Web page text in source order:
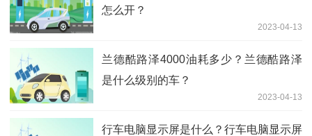
怎么开？
2023-04-13
兰德酷路泽4000油耗多少？兰德酷路泽
是什么级别的车？
2023-04-13
行车电脑显示屏是什么？行车电脑显示屏